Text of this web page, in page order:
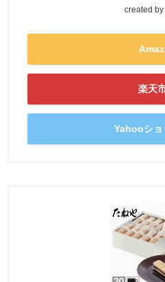
created by
楽天
Yahooショ